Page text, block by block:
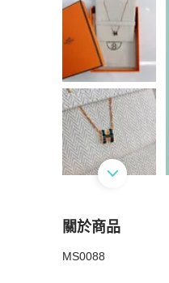
關於商品
關於MS0088 愛馬
MS0088